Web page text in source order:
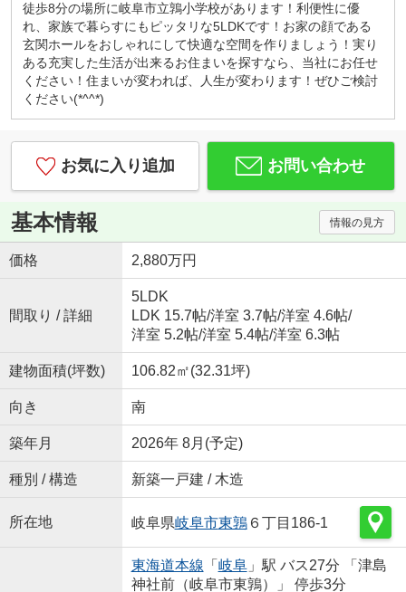
カフェ感覚で、お気軽にお越しくださいませ！
キッズコーナー・お菓子サービス！
小さなお子様連れでもご安心してお越しください。
ブロックや積木、おままごとセットなど沢山のおも
ちゃ取り揃えております。お子様用ドリンク、子供
が大好きな駄菓子もご用意しております。
◇はじめての住宅購入、まずはご相談からいかがで
すか？◇
初めてなので「分からないことが分からない」と思
います。
例えば、物件価格の他にかかる費用っていくら？な
どすぐにご説明いたします。
勉強しながら、納得して後悔しない！賢い家探し。
一組のお客様にじっくり向き合っています。
『入りやすくて、相談しやすい』そんなお店作りを
心がけております♪
徒歩8分の場所に岐阜市立鶉小学校があります！利便性に優
れ、家族で暮らすにもピッタリな5LDKです！お家の顔である
玄関ホールをおしゃれにして快適な空間を作りましょう！実り
ある充実した生活が出来るお住まいを探すなら、当社にお任せ
ください！住まいが変われば、人生が変わります！ぜひご検討
ください(*^^*)
お気に入り追加 お問い合わせ
基本情報 情報の見方
価格 2,880万円
間取り / 詳細
5LDK
LDK 15.7帖/洋室 3.7帖/洋室 4.6帖/
洋室 5.2帖/洋室 5.4帖/洋室 6.3帖
建物面積(坪数) 106.82㎡(32.31坪)
向き 南
築年月 2026年 8月(予定)
種別 / 構造 新築一戸建 / 木造
所在地 岐阜県岐阜市東鶉６丁目186-1
東海道本線 「 岐阜」駅 バス27分 「津島
神社前（岐阜市東鶉）」 停歩3分